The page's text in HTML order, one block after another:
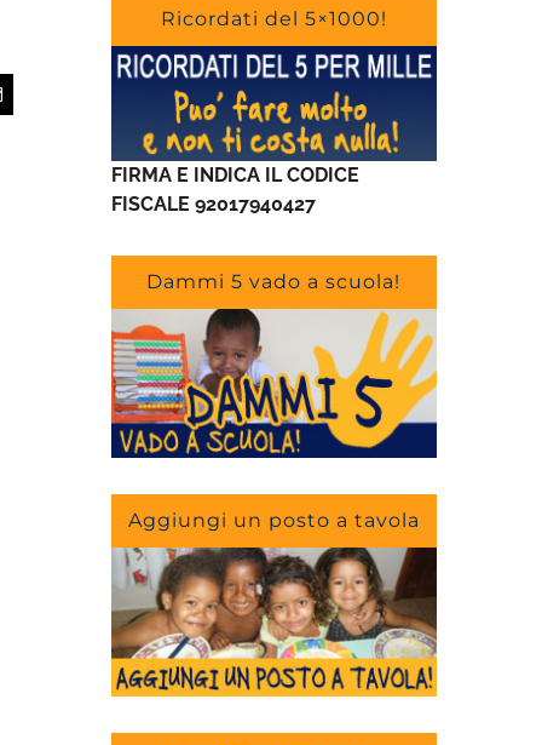
Email
Ricordati del 5×1000!
FIRMA E INDICA IL CODICE
FISCALE 92017940427
Dammi 5 vado a scuola!
Aggiungi un posto a tavola